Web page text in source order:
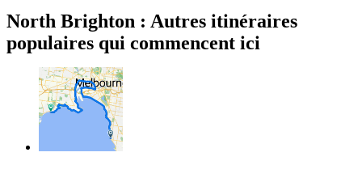
North Brighton : Autres itinéraires
populaires qui commencent ici